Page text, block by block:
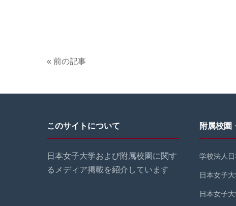
« 前の記事
このサイトについて
日本女子大学および附属校園に関す
るメディア掲載を紹介しています
附属校園
学校法人
日本女子
日本女子